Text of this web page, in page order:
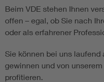
Beim VDE stehen Ihnen
offen – egal, ob Sie nach
oder als erfahrener
Sie können bei uns
gewinnen und von
profitieren.